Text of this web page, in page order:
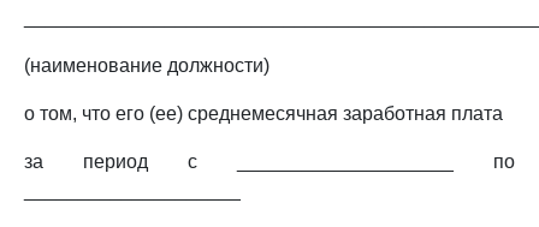
(наименование должности)
о том, что его (ее) среднемесячная заработная плата
за период с ____________________ по